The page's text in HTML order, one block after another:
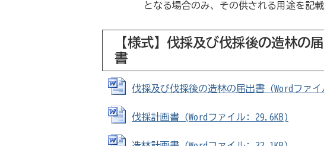
となる場合のみ、その供される用途を記載
【様式】伐採及び伐採後の造林の
書
伐採及び伐採後の造林の届出書 (Wordファ
伐採計画書 (Wordファイル: 29.6KB)